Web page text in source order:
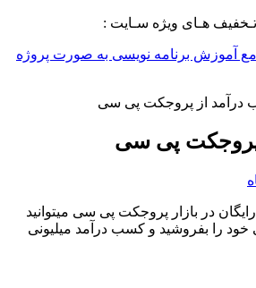
تـخفیف هـای ویژه سـایت :
آموزش برنامه نویسی به صورت پروژه
درآمد از پروجکت پی سی
پی سی
در بازار پروجکت پی سی میتوانید
خود را بفروشید و کسب درآمد میلیونی